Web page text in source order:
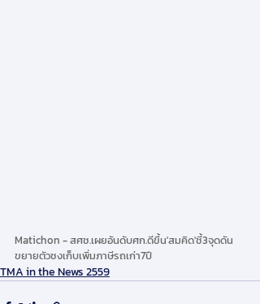
Matichon - สศช.เผยอันดับศก.ดีขึ้น'สมคิด'ชี้3จุดดัน
ขยายตัวชงเก็บเพิ่มภาษีรถเก่า7ปี
TMA in the News 2559